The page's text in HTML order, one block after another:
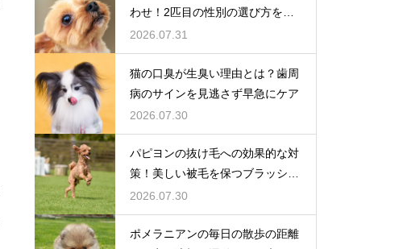
わせ！2匹目の性別の選び方を解
説
2026.07.31
猫の口臭が生臭い理由とは？歯周
病のサインを見逃さず早急にケア
2026.07.30
パピヨンの抜け毛への効果的な対
策！美しい被毛を保つブラッシン
グ
2026.07.30
ポメラニアンの毎日の散歩の距離